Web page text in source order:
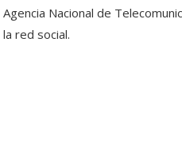
Agencia Nacional de
la red social.